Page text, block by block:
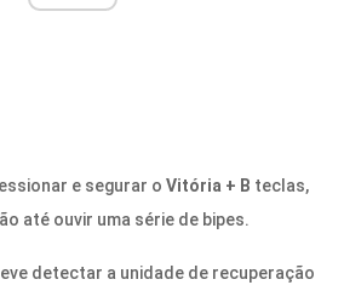
e segurar o Vitória + B teclas,
até ouvir uma série de bipes.
detectar a unidade de recuperação